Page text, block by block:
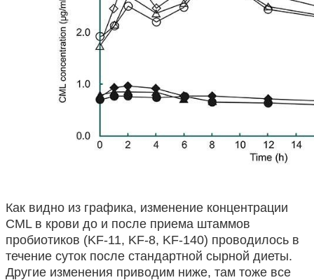
Как видно из графика, изменение концентрации
CML в крови до и после приема штаммов
пробиотиков (KF-11, KF-8, KF-140) проводилось в
течение суток после стандартной сырной диеты.
Другие изменения приводим ниже, там тоже все